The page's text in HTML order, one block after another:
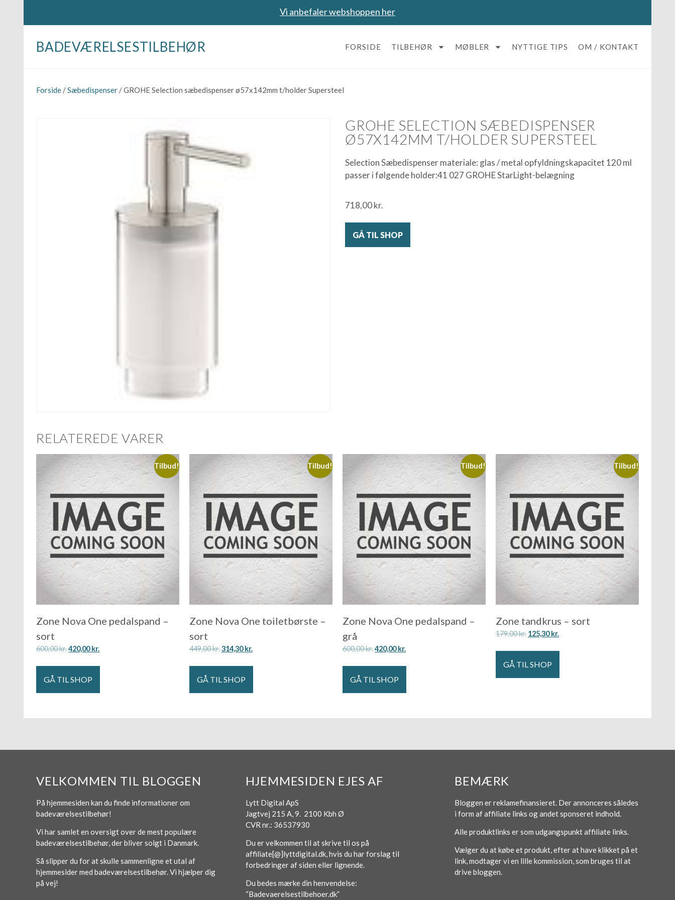
Vi anbefaler webshoppen her
BADEVÆRELSESTILBEHØR FORSIDE TILBEHØR MØBLER NYTTIGE TIPS OM / KONTAKT
Forside /Sæbedispenser / GROHE Selection sæbedispenser ø57x142mm t/holder Supersteel
GROHE SELECTION SÆBEDISPENSER
Ø57X142MM T/HOLDER SUPERSTEEL
Selection Sæbedispenser materiale: glas / metal opfyldningskapacitet 120 ml
passer i følgende holder:41 027 GROHE StarLight-belægning
718,00kr.
GÅ TIL SHOP
RELATEREDE VARER
Tilbud!
Zone Nova One pedalspand –
sort
600,00kr.420,00kr.
GÅ TIL SHOP
Tilbud!
Zone Nova One toiletbørste –
sort
449,00kr.314,30kr.
GÅ TIL SHOP
Tilbud!
Zone Nova One pedalspand –
grå
600,00kr.420,00kr.
GÅ TIL SHOP
Tilbud!
Zone tandkrus – sort
179,00kr. 125,30kr.
GÅ TIL SHOP
VELKOMMEN TIL BLOGGEN
På hjemmesiden kan du finde informationer om
badeværelsestilbehør!
Vi har samlet en oversigt over de mest populære
badeværelsestilbehør, der bliver solgt i Danmark.
Så slipper du for at skulle sammenligne et utal af
hjemmesider med badeværelsestilbehør. Vi hjælper dig
på vej!
HJEMMESIDEN EJES AF
Lytt Digital ApS
Jagtvej 215 A, 9. 2100 Kbh Ø
CVR nr.: 36537930
Du er velkommen til at skrive til os på
affiliate[@]lyttdigital.dk, hvis du har forslag til
forbedringer af siden eller lignende.
Du bedes mærke din henvendelse:
“Badevaerelsestilbehoer.dk”
BEMÆRK
Bloggen er reklamefinansieret. Der annonceres således
i form af affiliate links og andet sponseret indhold.
Alle produktlinks er som udgangspunkt affiliate links.
Vælger du at købe et produkt, efter at have klikket på et
link, modtager vi en lille kommission, som bruges til at
drive bloggen.